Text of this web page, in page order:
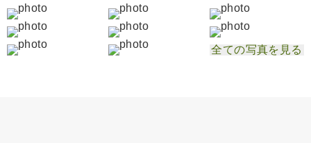
全ての写真を見る